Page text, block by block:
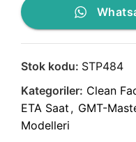
Stok kodu: STP484
Kategoriler: Clean
ETA Saat , GMT-
Modelleri